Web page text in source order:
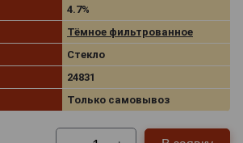
4.7%
Тёмное фильтрованное
Стекло
24831
Только самовывоз